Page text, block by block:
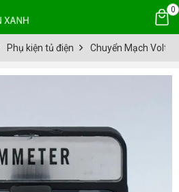
0
Phụ kiện tủ điện Chuyển Mạch Volt